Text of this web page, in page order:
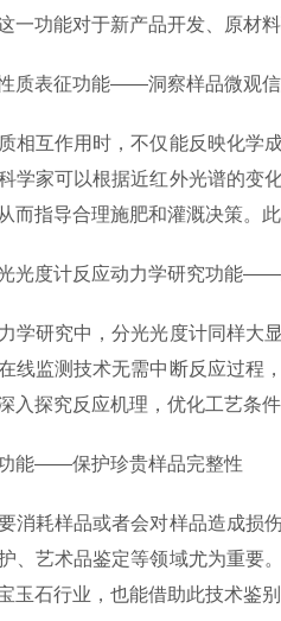
一功能对于新产品开发、原材
表征功能——洞察样品微观信
互作用时，不仅能反映化学成
学家可以根据近红外光谱的变
而指导合理施肥和灌溉决策。
度计反应动力学研究功能——
研究中，分光光度计同样大显
线监测技术无需中断反应过程
入探究反应机理，优化工艺条件
——保护珍贵样品完整性
耗样品或者会对样品造成损伤
、艺术品鉴定等领域尤为重要
玉石行业，也能借助此技术鉴